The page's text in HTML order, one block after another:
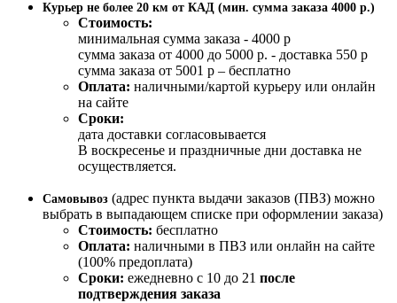
Курьер не более 20 км от КАД (мин. сумма заказа 4000 р.)
Стоимость:
минимальная сумма заказа - 4000 р
сумма заказа от 4000 до 5000 р. - доставка 550 р
сумма заказа от 5001 р – бесплатно
Оплата: наличными/картой курьеру или онлайн
на сайте
Сроки:
дата доставки согласовывается
В воскресенье и праздничные дни доставка не
осуществляется.
Самовывоз (адрес пункта выдачи заказов (ПВЗ) можно
выбрать в выпадающем списке при оформлении заказа)
Стоимость: бесплатно
Оплата: наличными в ПВЗ или онлайн на сайте
(100% предоплата)
Сроки: ежедневно с 10 до 21 после
подтверждения заказа